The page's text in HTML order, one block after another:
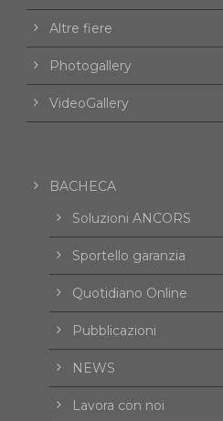
Altre fiere
Photogallery
VideoGallery
BACHECA
Soluzioni ANCORS
Sportello garanzia
Quotidiano Online
Pubblicazioni
NEWS
Lavora con noi